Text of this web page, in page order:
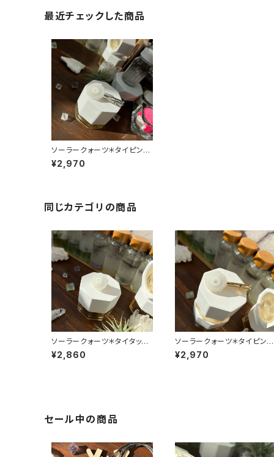
最近チェックした商品
ソーラークォーツ＊タイピン
（シルバー）
¥2,970
同じカテゴリの商品
ソーラークォーツ＊タイタック
ピン（シルバー）
¥2,860
ソーラークォーツ＊タイピン
（ゴールド）
¥2,970
セール中の商品